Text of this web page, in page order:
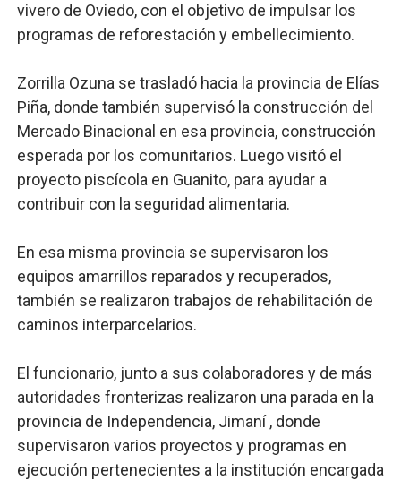
vivero de Oviedo, con el objetivo de impulsar los
programas de reforestación y embellecimiento.
Zorrilla Ozuna se trasladó hacia la provincia de Elías
Piña, donde también supervisó la construcción del
Mercado Binacional en esa provincia, construcción
esperada por los comunitarios. Luego visitó el
proyecto piscícola en Guanito, para ayudar a
contribuir con la seguridad alimentaria.
En esa misma provincia se supervisaron los
equipos amarrillos reparados y recuperados,
también se realizaron trabajos de rehabilitación de
caminos interparcelarios.
El funcionario, junto a sus colaboradores y de más
autoridades fronterizas realizaron una parada en la
provincia de Independencia, Jimaní , donde
supervisaron varios proyectos y programas en
ejecución pertenecientes a la institución encargada